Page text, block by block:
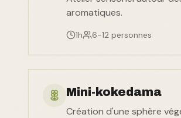
aromatiques.
1h 6-12 personnes
Mini-kokedama
Création d'une sphère